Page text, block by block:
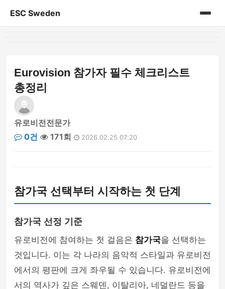
ESC Sweden
Eurovision 참가자 필수 체크리스트
총정리
유로비전전문가
0건
171회 2026.02.25 07:20
참가국 선택부터 시작하는 첫 단계
참가국 선정 기준
유로비전에 참여하는 첫 걸음은 참가국을 선택하는
것입니다. 이는 각 나라의 음악적 스타일과 유로비전
에서의 평판에 크게 좌우될 수 있습니다. 유로비전에
서의 역사가 깊은 스웨덴, 이탈리아, 네덜란드 등을